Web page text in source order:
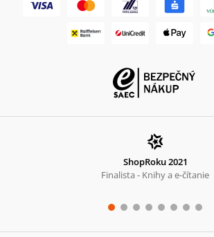
ShopRoku 2021
Finalista - Knihy a e-čítanie